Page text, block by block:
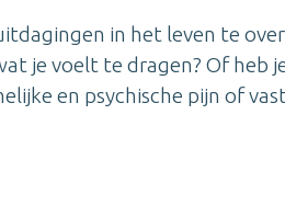
in het leven te
je voelt te dragen? Of heb
en psychische pijn of